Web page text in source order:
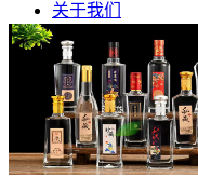
关于我们
产品展示
新闻动态
生产车间